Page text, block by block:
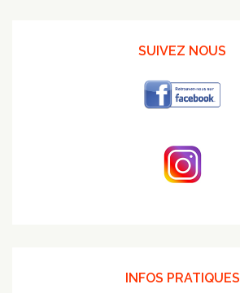
SUIVEZ NOUS
INFOS PRATIQUES